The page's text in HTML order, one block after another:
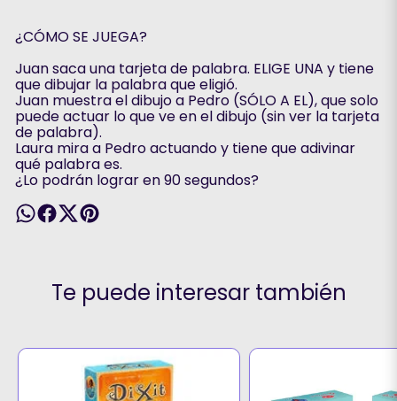
¿CÓMO SE JUEGA?
Juan saca una tarjeta de palabra. ELIGE UNA y tiene
que dibujar la palabra que eligió.
Juan muestra el dibujo a Pedro (SÓLO A EL), que solo
puede actuar lo que ve en el dibujo (sin ver la tarjeta
de palabra).
Laura mira a Pedro actuando y tiene que adivinar
qué palabra es.
¿Lo podrán lograr en 90 segundos?
Te puede interesar también